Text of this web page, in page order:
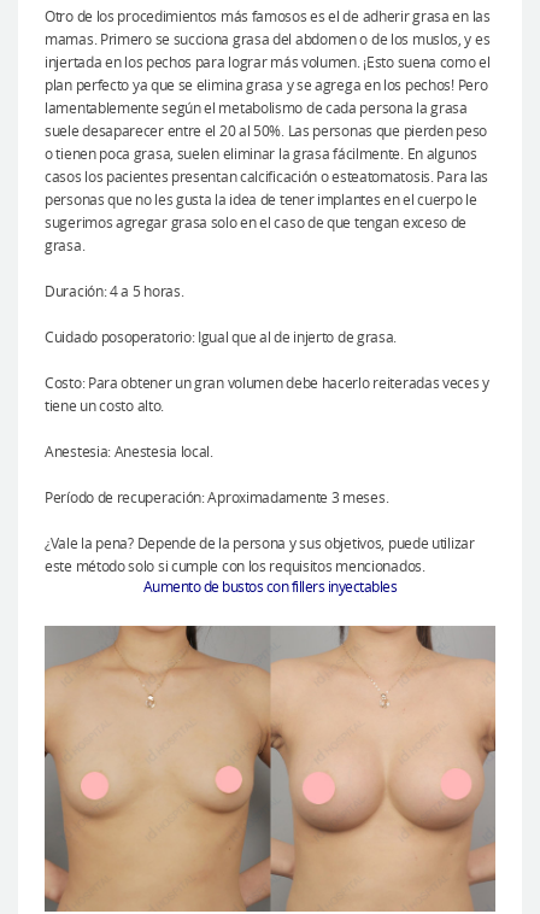
Otro de los procedimientos más famosos es el de adherir grasa en las
mamas. Primero se succiona grasa del abdomen o de los muslos, y es
injertada en los pechos para lograr más volumen. ¡Esto suena como el
plan perfecto ya que se elimina grasa y se agrega en los pechos! Pero
lamentablemente según el metabolismo de cada persona la grasa
suele desaparecer entre el 20 al 50%. Las personas que pierden peso
o tienen poca grasa, suelen eliminar la grasa fácilmente. En algunos
casos los pacientes presentan calcificación o esteatomatosis. Para las
personas que no les gusta la idea de tener implantes en el cuerpo le
sugerimos agregar grasa solo en el caso de que tengan exceso de
grasa.
Duración: 4 a 5 horas.
Cuidado posoperatorio: Igual que al de injerto de grasa.
Costo: Para obtener un gran volumen debe hacerlo reiteradas veces y
tiene un costo alto.
Anestesia: Anestesia local.
Período de recuperación: Aproximadamente 3 meses.
¿Vale la pena? Depende de la persona y sus objetivos, puede utilizar
este método solo si cumple con los requisitos mencionados.
Aumento de bustos con fillers inyectables